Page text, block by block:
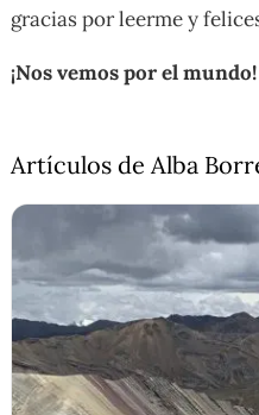
gracias por leerme y
¡Nos vemos por el mundo!
Artículos de Alba